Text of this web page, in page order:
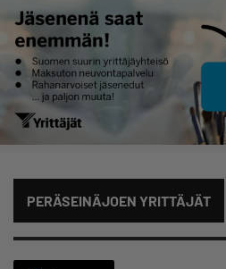
PERÄSEINÄJOEN YRITTÄJÄT
Suodata hakutuloksia: näytä